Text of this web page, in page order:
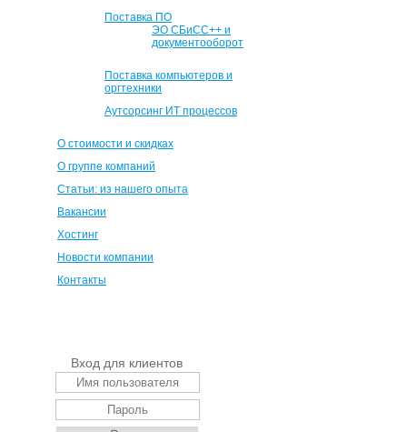
Поставка ПО
ЭО СБиСС++ и
документооборот
Поставка компьютеров и
оргтехники
Аутсорсинг ИТ процессов
О стоимости и скидках
О группе компаний
Статьи: из нашего опыта
Вакансии
Хостинг
Новости компании
Контакты
Вход для клиентов